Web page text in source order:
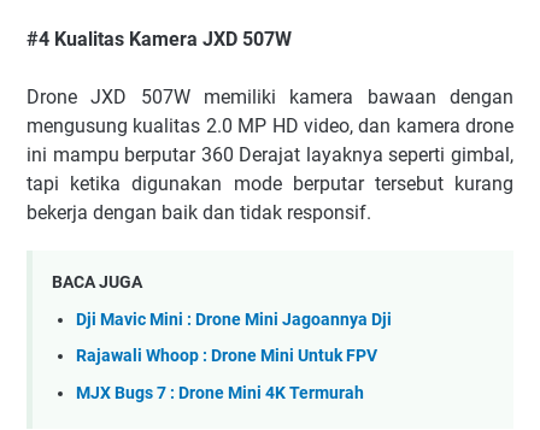
#4 Kualitas Kamera JXD 507W
Drone JXD 507W memiliki kamera bawaan dengan
mengusung kualitas 2.0 MP HD video, dan kamera drone
ini mampu berputar 360 Derajat layaknya seperti gimbal,
tapi ketika digunakan mode berputar tersebut kurang
bekerja dengan baik dan tidak responsif.
BACA JUGA
Dji Mavic Mini : Drone Mini Jagoannya Dji
Rajawali Whoop : Drone Mini Untuk FPV
MJX Bugs 7 : Drone Mini 4K Termurah